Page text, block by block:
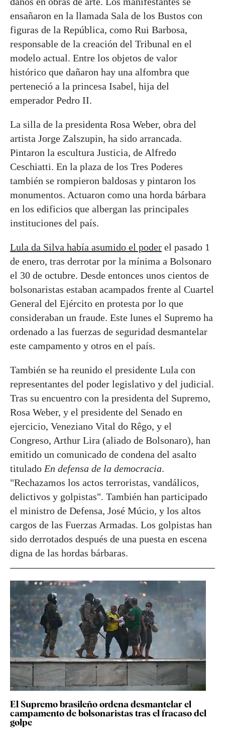
ensañaron en la llamada Sala de los Bustos con
figuras de la República, como Rui Barbosa,
responsable de la creación del Tribunal en el
modelo actual. Entre los objetos de valor
histórico que dañaron hay una alfombra que
perteneció a la princesa Isabel, hija del
emperador Pedro II.
La silla de la presidenta Rosa Weber, obra del
artista Jorge Zalszupin, ha sido arrancada.
Pintaron la escultura Justicia, de Alfredo
Ceschiatti. En la plaza de los Tres Poderes
también se rompieron baldosas y pintaron los
monumentos. Actuaron como una horda bárbara
en los edificios que albergan las principales
instituciones del país.
Lula da Silva había asumido el poder el pasado 1
de enero, tras derrotar por la mínima a Bolsonaro
el 30 de octubre. Desde entonces unos cientos de
bolsonaristas estaban acampados frente al Cuartel
General del Ejército en protesta por lo que
consideraban un fraude. Este lunes el Supremo ha
ordenado a las fuerzas de seguridad desmantelar
este campamento y otros en el país.
También se ha reunido el presidente Lula con
representantes del poder legislativo y del judicial.
Tras su encuentro con la presidenta del Supremo,
Rosa Weber, y el presidente del Senado en
ejercicio, Veneziano Vital do Rêgo, y el
Congreso, Arthur Lira (aliado de Bolsonaro), han
emitido un comunicado de condena del asalto
titulado En defensa de la democracia.
"Rechazamos los actos terroristas, vandálicos,
delictivos y golpistas". También han participado
el ministro de Defensa, José Múcio, y los altos
cargos de las Fuerzas Armadas. Los golpistas han
sido derrotados después de una puesta en escena
digna de las hordas bárbaras.
El Supremo brasileño ordena desmantelar el
campamento de bolsonaristas tras el fracaso del
golpe